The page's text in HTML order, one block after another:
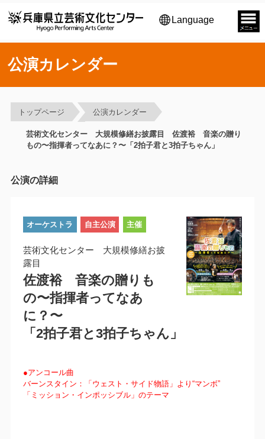
Language
公演カレンダー
トップページ 公演カレンダー
芸術文化センター 大規模修繕お披露目 佐渡裕 音楽の贈り
もの〜指揮者ってなあに？〜「2拍子君と3拍子ちゃん」
公演の詳細
オーケストラ 自主公演 主催
芸術文化センター 大規模修繕お披
露目
佐渡裕 音楽の贈りも
の〜指揮者ってなあ
に？〜
「2拍子君と3拍子ちゃん」
●アンコール曲
バーンスタイン：「ウェスト・サイド物語」より“マンボ”
「ミッション・インポッシブル」のテーマ